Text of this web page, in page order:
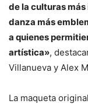
de la culturas
danza más
a quienes
artística»,
Villanueva y Alex
La maqueta